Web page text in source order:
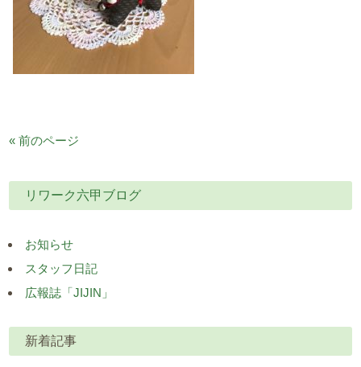
« 前のページ
リワーク六甲ブログ
お知らせ
スタッフ日記
広報誌「JIJIN」
新着記事